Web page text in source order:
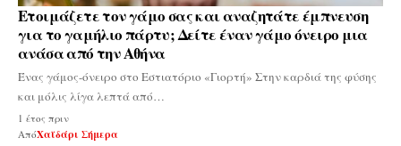
Ετοιμάζετε τον γάμο σας και αναζητάτε έμπνευση
για το γαμήλιο πάρτυ; Δείτε έναν γάμο όνειρο μια
ανάσα από την Αθήνα
Ένας γάμος-όνειρο στο Εστιατόριο «Γιορτή» Στην καρδιά της φύσης
και μόλις λίγα λεπτά από…
1 έτος πριν
ΑπόΧαϊδάρι Σήμερα